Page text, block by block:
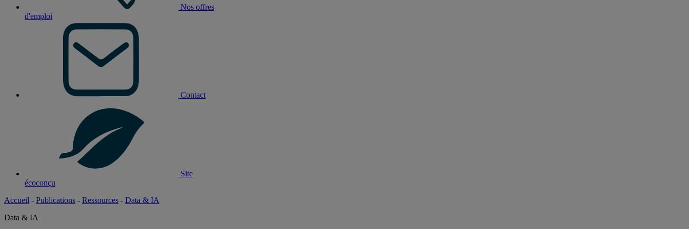
Nos offres
d'emploi
Contact
Site
écoconçu
Accueil - Publications - Ressources - Data & IA
Data & IA